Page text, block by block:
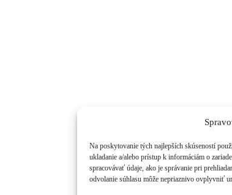
Na poskytovanie tých najlepších skúseností
ukladanie a/alebo prístup k informáciám o
spracovávať údaje, ako je správanie pri
odvolanie súhlasu môže nepriaznivo ovplyvniť